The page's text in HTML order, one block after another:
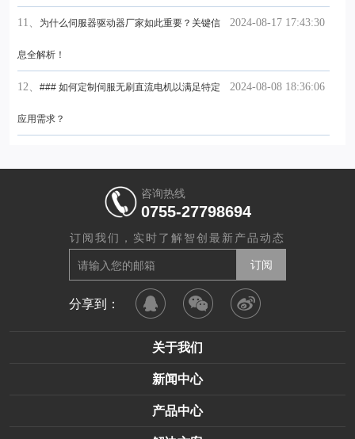
2024-08-17 17:43:30
11、 为什么伺服器驱动器厂家如此重要？关键信
息全解析！
2024-08-08 18:36:06
12、 ### 如何定制伺服无刷直流电机以满足特定
应用需求？
咨询热线
0755-27798694
订阅我们，实时了解智创最新产品动态
分享到：
关于我们
新闻中心
产品中心